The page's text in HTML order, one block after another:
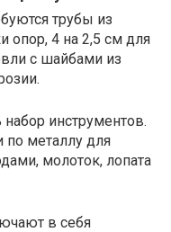
трубы из
опор, 4 на 2,5 см для
с шайбами из
инструментов.
по металлу для
молоток, лопата
в себя